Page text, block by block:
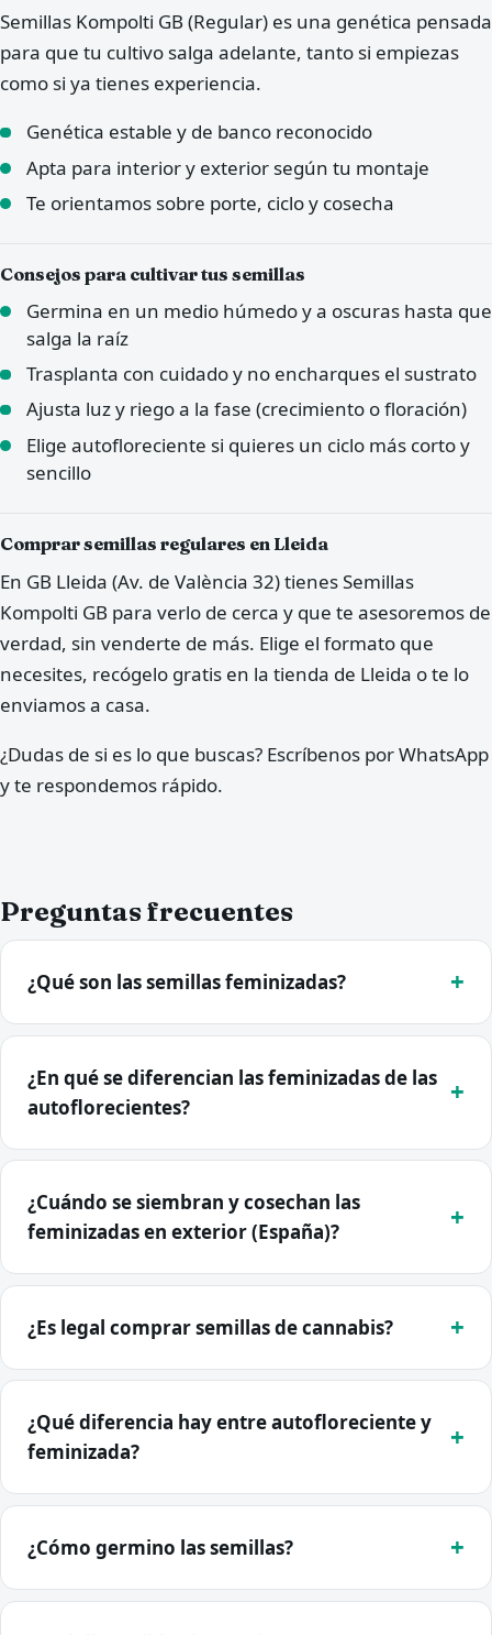
Semillas Kompolti GB (Regular) es una genética pensada
para que tu cultivo salga adelante, tanto si empiezas
como si ya tienes experiencia.
Genética estable y de banco reconocido
Apta para interior y exterior según tu montaje
Te orientamos sobre porte, ciclo y cosecha
Consejos para cultivar tus semillas
Germina en un medio húmedo y a oscuras hasta que
salga la raíz
Trasplanta con cuidado y no encharques el sustrato
Ajusta luz y riego a la fase (crecimiento o floración)
Elige autofloreciente si quieres un ciclo más corto y
sencillo
Comprar semillas regulares en Lleida
En GB Lleida (Av. de València 32) tienes Semillas
Kompolti GB para verlo de cerca y que te asesoremos de
verdad, sin venderte de más. Elige el formato que
necesites, recógelo gratis en la tienda de Lleida o te lo
enviamos a casa.
¿Dudas de si es lo que buscas? Escríbenos por WhatsApp
y te respondemos rápido.
Preguntas frecuentes
¿Qué son las semillas feminizadas?
¿En qué se diferencian las feminizadas de las
autoflorecientes?
¿Cuándo se siembran y cosechan las
feminizadas en exterior (España)?
¿Es legal comprar semillas de cannabis?
¿Qué diferencia hay entre autofloreciente y
feminizada?
¿Cómo germino las semillas?